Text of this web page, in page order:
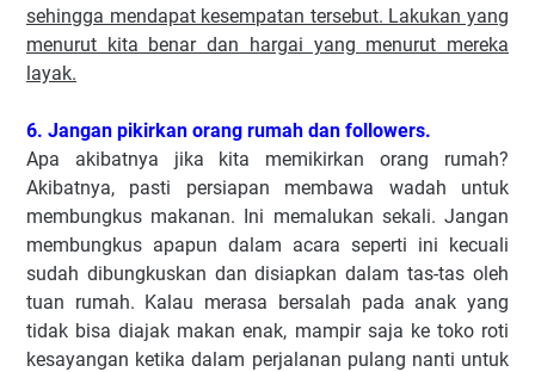
sehingga mendapat kesempatan tersebut. Lakukan yang
menurut kita benar dan hargai yang menurut mereka
layak.
6. Jangan pikirkan orang rumah dan followers.
Apa akibatnya jika kita memikirkan orang rumah?
Akibatnya, pasti persiapan membawa wadah untuk
membungkus makanan. Ini memalukan sekali. Jangan
membungkus apapun dalam acara seperti ini kecuali
sudah dibungkuskan dan disiapkan dalam tas-tas oleh
tuan rumah. Kalau merasa bersalah pada anak yang
tidak bisa diajak makan enak, mampir saja ke toko roti
kesayangan ketika dalam perjalanan pulang nanti untuk